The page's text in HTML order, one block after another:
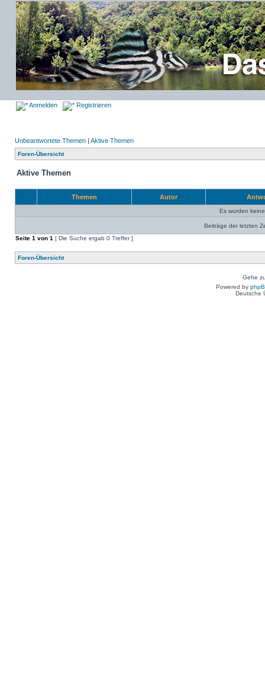
Anmelden Registrieren
Unbeantwortete Themen | Aktive Themen
Foren-Übersicht
Aktive Themen
Themen Autor
Es wurden
Beiträge der letzten
Seite 1 von 1 [ Die Suche ergab 0 Treffer ]
Foren-Übersicht
Gehe
Powered by
Deutsche